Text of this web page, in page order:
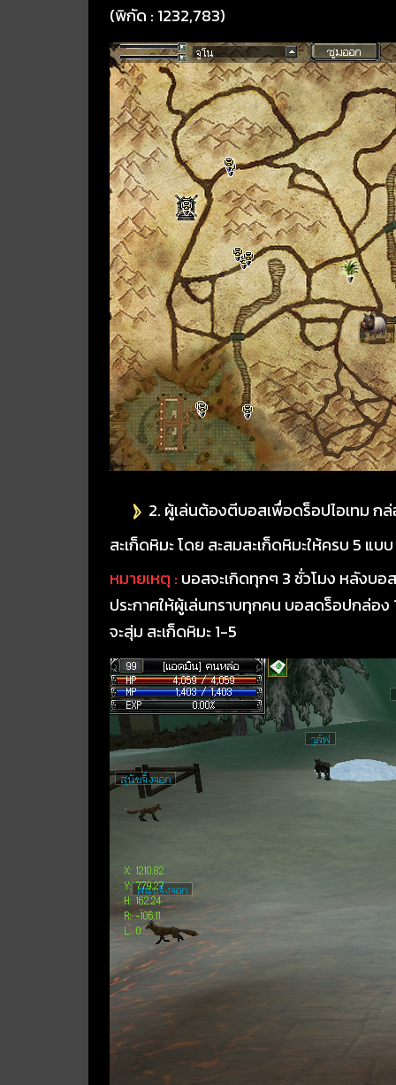
(พิกัด : 1232,783)
2. ผู้เล่นต้องตีบอสเพื่อดร็อปไอเทม ก
สะเก็ดหิมะ โดย สะสมสะเก็ดหิมะให้ครบ 5 แบบ
หมายเหตุ : บอสจะเกิดทุกๆ 3 ชั่วโมง หลังบอ
ประกาศให้ผู้เล่นทราบทุกคน บอสดร็อปกล่อง
จะสุ่ม สะเก็ดหิมะ 1-5